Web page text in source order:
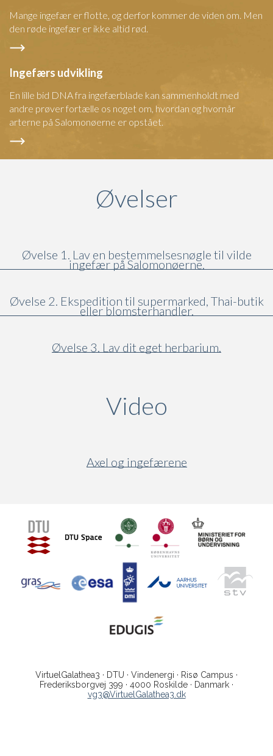
Mange ingefær er flotte, og derfor kommer de viden om. Men
den røde ingefær er ikke altid rød.
Ingefærs udvikling
En lille bid DNA fra ingefærblade kan sammenholdt med
andre prøver fortælle os noget om, hvordan og hvornår
arterne på Salomonøerne er opstået.
Øvelser
Øvelse 1. Lav en bestemmelsesnøgle til vilde
ingefær på Salomonøerne.
Øvelse 2. Ekspedition til supermarked, Thai-butik
eller blomsterhandler.
Øvelse 3. Lav dit eget herbarium.
Video
Axel og ingefærene
VirtuelGalathea3 · DTU · Vindenergi · Risø Campus ·
Frederiksborgvej 399 · 4000 Roskilde · Danmark ·
vg3@VirtuelGalathea3.dk